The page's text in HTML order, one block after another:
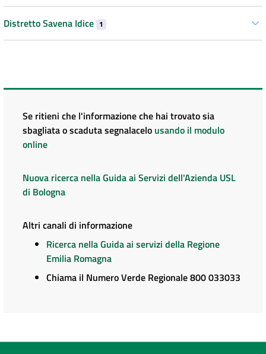
Distretto Savena Idice 1
Se ritieni che l'informazione che hai trovato sia
sbagliata o scaduta segnalacelo usando il modulo
online
Nuova ricerca nella Guida ai Servizi dell'Azienda USL
di Bologna
Altri canali di informazione
Ricerca nella Guida ai servizi della Regione
Emilia Romagna
Chiama il Numero Verde Regionale 800 033033